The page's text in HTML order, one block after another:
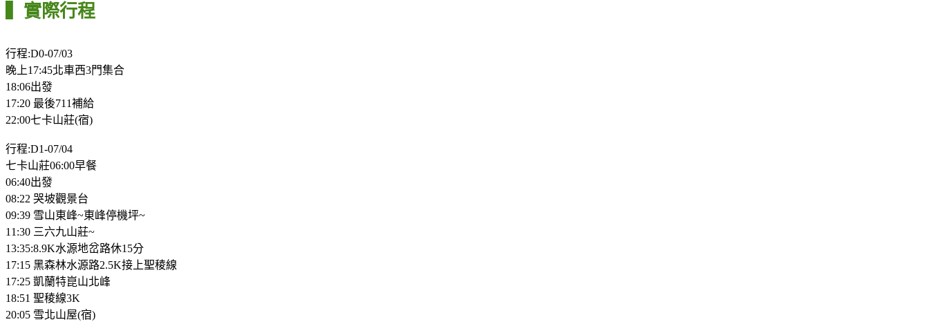
▍實際行程
行程:D0-07/03
晚上17:45北車西3門集合
18:06出發
17:20 最後711補給
22:00七卡山莊(宿)
行程:D1-07/04
七卡山莊06:00早餐
06:40出發
08:22 哭坡觀景台
09:39 雪山東峰~東峰停機坪~
11:30 三六九山莊~
13:35:8.9K水源地岔路休15分
17:15 黑森林水源路2.5K接上聖稜線
17:25 凱蘭特崑山北峰
18:51 聖稜線3K
20:05 雪北山屋(宿)